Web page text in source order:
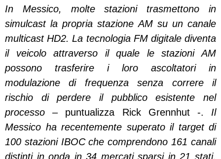
In Messico, molte stazioni trasmettono in
simulcast la propria stazione AM su un canale
multicast HD2. La tecnologia FM digitale diventa
il veicolo attraverso il quale le stazioni AM
possono trasferire i loro ascoltatori in
modulazione di frequenza senza correre il
rischio di perdere il pubblico esistente nel
processo –puntualizza Rick Grennhut -. Il
Messico ha recentemente superato il target di
100 stazioni IBOC che comprendono 161 canali
distinti in onda in 34 mercati sparsi in 21 stati.